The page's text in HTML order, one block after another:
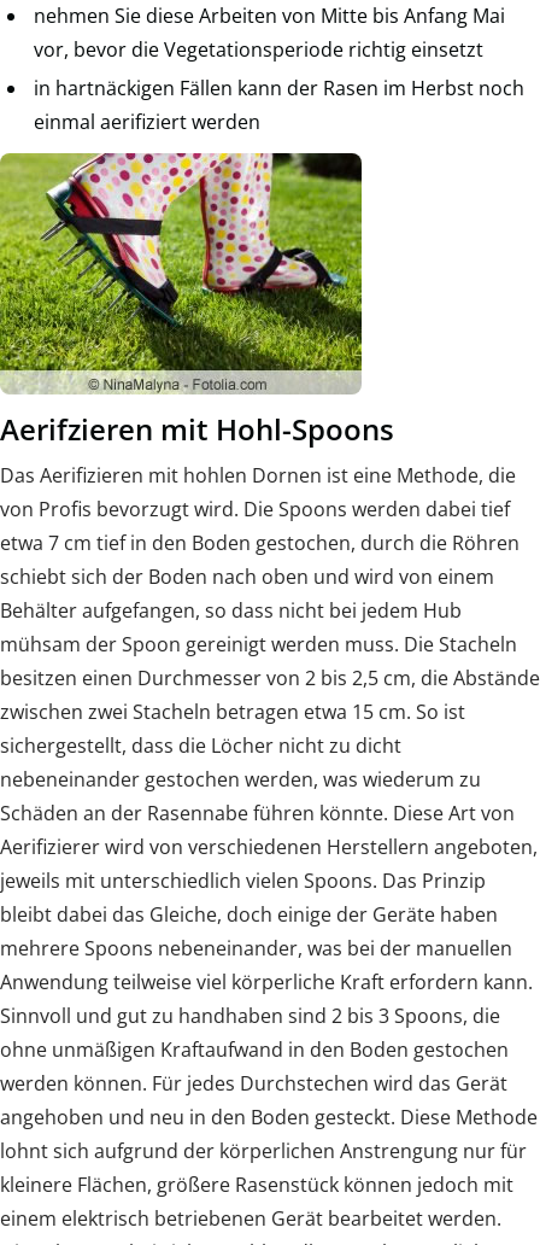
nehmen Sie diese Arbeiten von Mitte bis Anfang Mai
vor, bevor die Vegetationsperiode richtig einsetzt
in hartnäckigen Fällen kann der Rasen im Herbst noch
einmal aerifiziert werden
Aerifzieren mit Hohl-Spoons
Das Aerifizieren mit hohlen Dornen ist eine Methode, die
von Profis bevorzugt wird. Die Spoons werden dabei tief
etwa 7 cm tief in den Boden gestochen, durch die Röhren
schiebt sich der Boden nach oben und wird von einem
Behälter aufgefangen, so dass nicht bei jedem Hub
mühsam der Spoon gereinigt werden muss. Die Stacheln
besitzen einen Durchmesser von 2 bis 2,5 cm, die Abstände
zwischen zwei Stacheln betragen etwa 15 cm. So ist
sichergestellt, dass die Löcher nicht zu dicht
nebeneinander gestochen werden, was wiederum zu
Schäden an der Rasennabe führen könnte. Diese Art von
Aerifizierer wird von verschiedenen Herstellern angeboten,
jeweils mit unterschiedlich vielen Spoons. Das Prinzip
bleibt dabei das Gleiche, doch einige der Geräte haben
mehrere Spoons nebeneinander, was bei der manuellen
Anwendung teilweise viel körperliche Kraft erfordern kann.
Sinnvoll und gut zu handhaben sind 2 bis 3 Spoons, die
ohne unmäßigen Kraftaufwand in den Boden gestochen
werden können. Für jedes Durchstechen wird das Gerät
angehoben und neu in den Boden gesteckt. Diese Methode
lohnt sich aufgrund der körperlichen Anstrengung nur für
kleinere Flächen, größere Rasenstück können jedoch mit
einem elektrisch betriebenen Gerät bearbeitet werden.